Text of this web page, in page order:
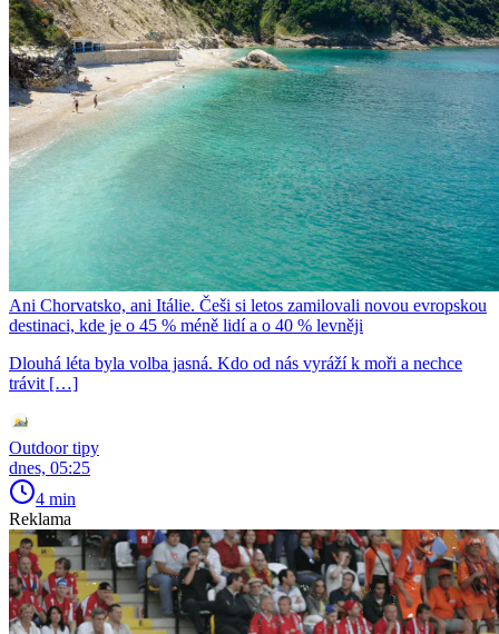
Ani Chorvatsko, ani Itálie. Češi si letos zamilovali novou evropskou
destinaci, kde je o 45 % méně lidí a o 40 % levněji
Dlouhá léta byla volba jasná. Kdo od nás vyráží k moři a nechce
trávit […]
Outdoor tipy
dnes, 05:25
4 min
Reklama